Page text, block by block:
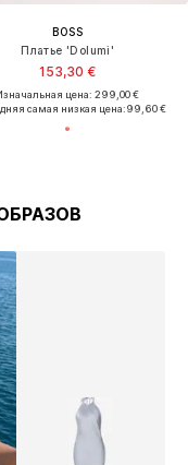
BOSS
Платье 'Dolumi'
153,30 €
цена: 299,00 €
самая низкая цена:99,60 €